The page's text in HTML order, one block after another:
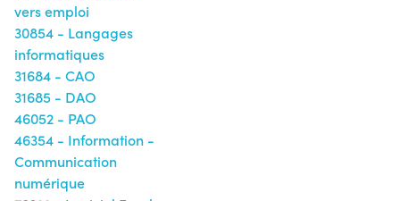
vers emploi
30854 - Langages
informatiques
31684 - CAO
31685 - DAO
46052 - PAO
46354 - Information -
Communication
numérique